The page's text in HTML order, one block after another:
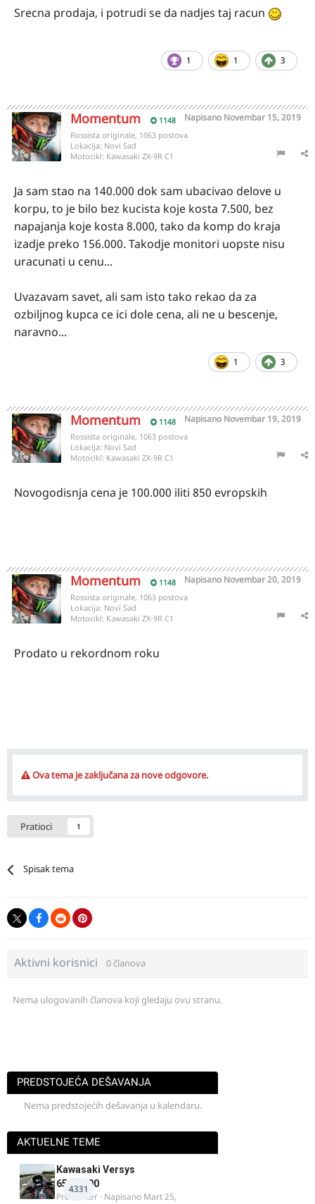
Srecna prodaja, i potrudi se da nadjes taj racun
1 1 3
Momentum 1148 Napisano Novembar 15, 2019
Rossista originale, 1063 postova
Lokacija: Novi Sad
Motocikl: Kawasaki ZX-9R C1
Ja sam stao na 140.000 dok sam ubacivao delove u
korpu, to je bilo bez kucista koje kosta 7.500, bez
napajanja koje kosta 8.000, tako da komp do kraja
izadje preko 156.000. Takodje monitori uopste nisu
uracunati u cenu...
Uvazavam savet, ali sam isto tako rekao da za
ozbiljnog kupca ce ici dole cena, ali ne u bescenje,
naravno...
1 3
Momentum 1148 Napisano Novembar 19, 2019
Rossista originale, 1063 postova
Lokacija: Novi Sad
Motocikl: Kawasaki ZX-9R C1
Novogodisnja cena je 100.000 iliti 850 evropskih
Momentum 1148 Napisano Novembar 20, 2019
Rossista originale, 1063 postova
Lokacija: Novi Sad
Motocikl: Kawasaki ZX-9R C1
Prodato u rekordnom roku
Ova tema je zaključana za nove odgovore.
Pratioci 1
Spisak tema
Aktivni korisnici 0 članova
Nema ulogovanih članova koji gledaju ovu stranu.
PREDSTOJEĆA DEŠAVANJA
Nema predstojećih dešavanja u kalendaru.
AKTUELNE TEME
4331
Kawasaki Versys
650/1000
ProMaster · Napisano Mart 25,